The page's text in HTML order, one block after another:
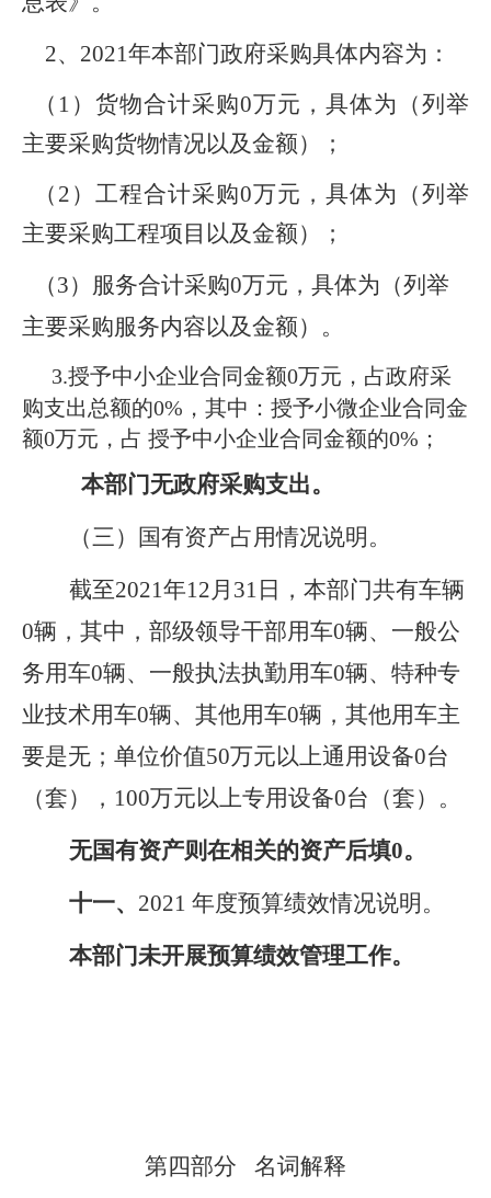
2、2021年本部门政府采购具体内容为：
（1）货物合计采购0万元，具体为（列举
主要采购货物情况以及金额）；
（2）工程合计采购0万元，具体为（列举
主要采购工程项目以及金额）；
（3）服务合计采购0万元，具体为（列举
主要采购服务内容以及金额）。
3.授予中小企业合同金额0万元，占政府采
购支出总额的0%，其中：授予小微企业合同金
额0万元，占 授予中小企业合同金额的0%；
本部门无政府采购支出。
（三）国有资产占用情况说明。
截至2021年12月31日，本部门共有车辆
0辆，其中，部级领导干部用车0辆、一般公
务用车0辆、一般执法执勤用车0辆、特种专
业技术用车0辆、其他用车0辆，其他用车主
要是无；单位价值50万元以上通用设备0台
（套），100万元以上专用设备0台（套）。
无国有资产则在相关的资产后填0。
十一、 2021 年度预算绩效情况说明 。
本部门未开展预算绩效管理工作。
第四部分 名词解释